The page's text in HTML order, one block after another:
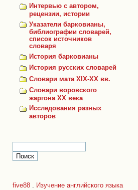
Интервью с автором,
рецензии, истории
Указатели барковианы,
библиографии словарей,
список источников
словаря
История барковианы
История русских словарей
Словари мата XIX-XX вв.
Словари воровского
жаргона ХХ века
Исследования разных
авторов
five88 . Изучение английского языка